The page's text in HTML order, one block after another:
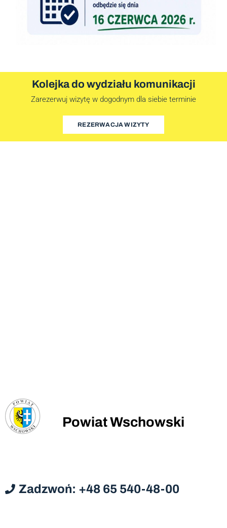
Kolejka do wydziału komunikacji
Zarezerwuj wizytę w dogodnym dla siebie terminie
REZERWACJA WIZYTY
Powiat Wschowski
Zadzwoń: +48 65 540-48-00